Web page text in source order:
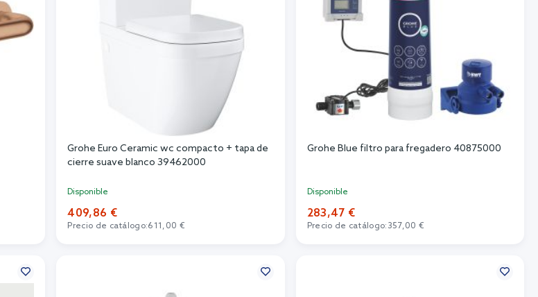
Grohe Euro Ceramic wc compacto + tapa de
cierre suave blanco 39462000
Disponible
409,86 €
Precio de catálogo:611,00 €
Grohe Blue filtro para fregadero 40875000
Disponible
283,47 €
Precio de catálogo: 357,00 €